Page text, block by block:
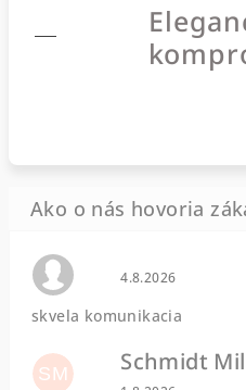
Hodnotenie
4.8.2026
skvela komunikacia
SM Schmidt